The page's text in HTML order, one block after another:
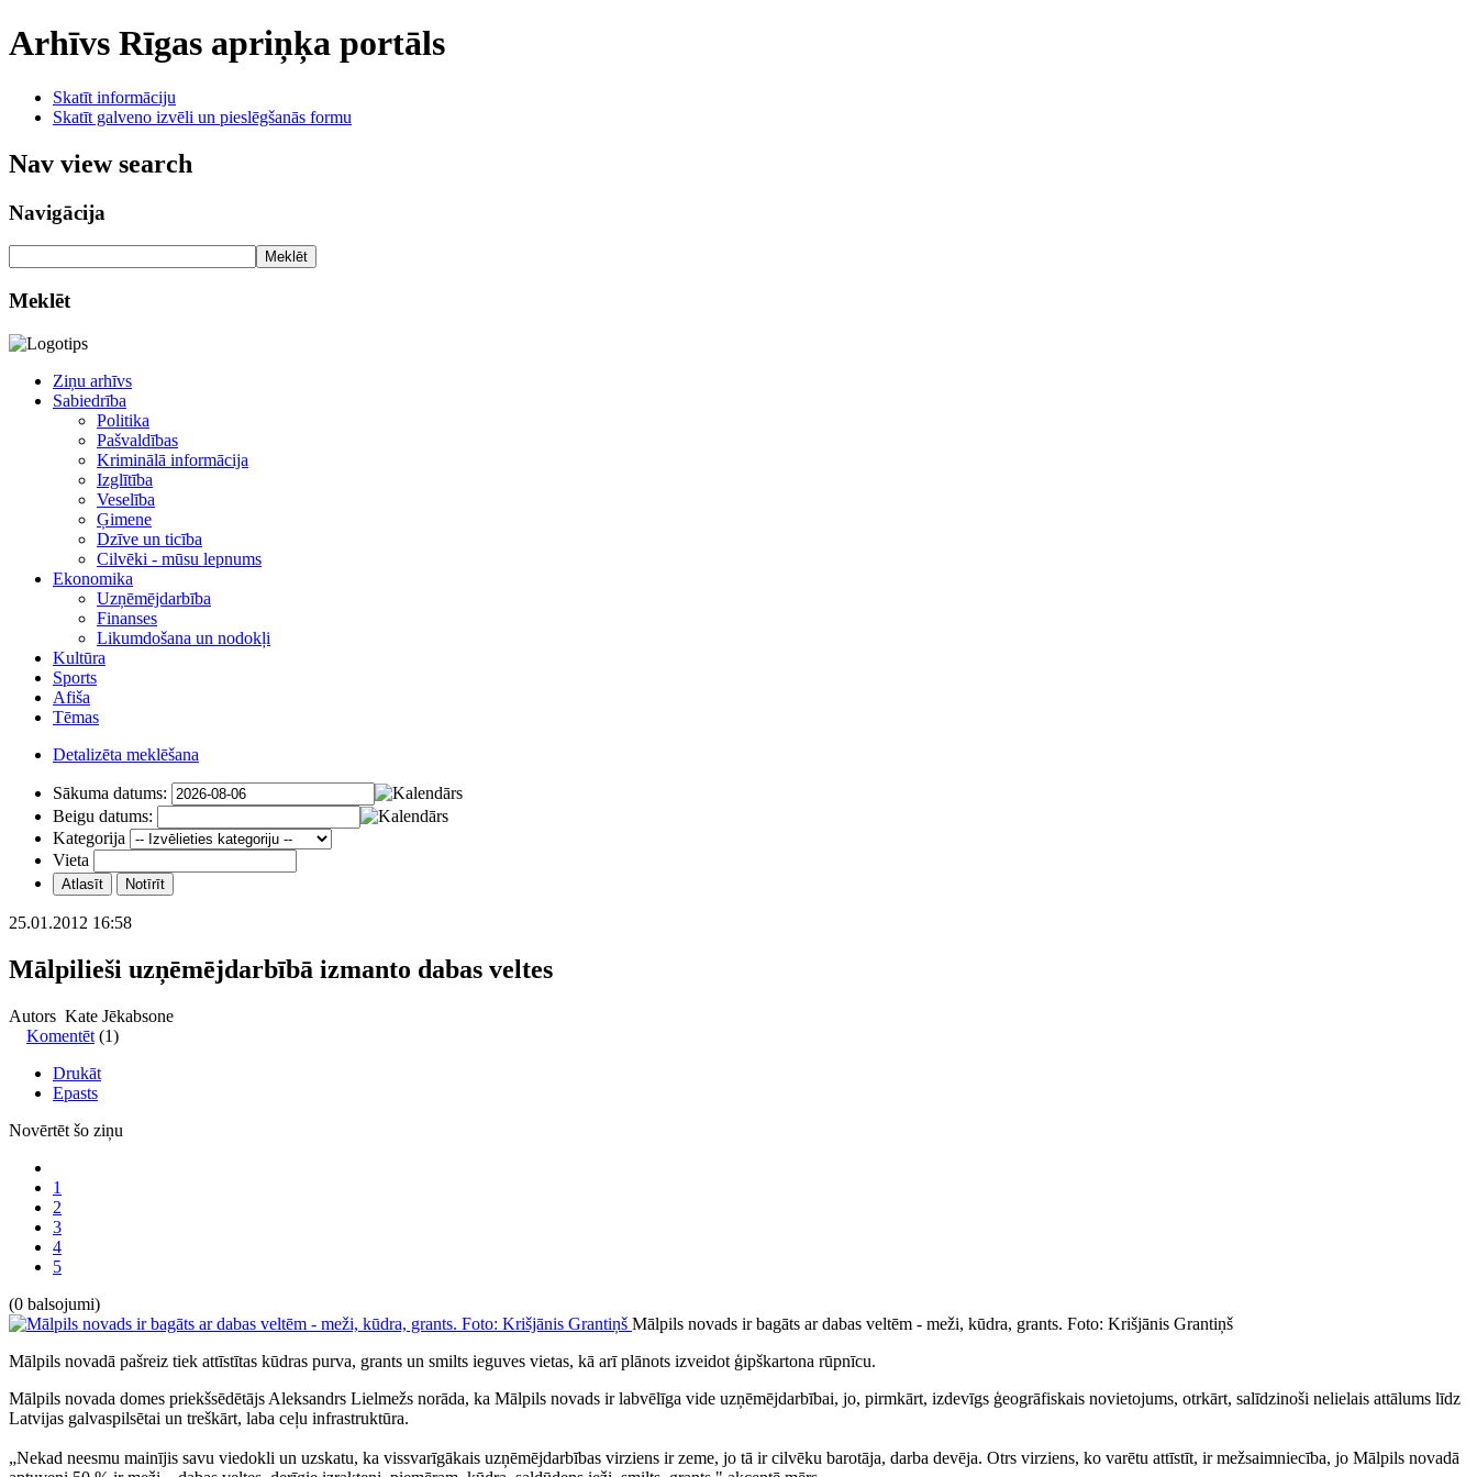
Arhīvs Rīgas apriņķa portāls
Skatīt informāciju
Skatīt galveno izvēli un pieslēgšanās formu
Nav view search
Navigācija
Meklēt
Meklēt
Ziņu arhīvs
Sabiedrība
Politika
Pašvaldības
Kriminālā informācija
Izglītība
Veselība
Ģimene
Dzīve un ticība
Cilvēki - mūsu lepnums
Ekonomika
Uzņēmējdarbība
Finanses
Likumdošana un nodokļi
Kultūra
Sports
Afiša
Tēmas
Detalizēta meklēšana
Sākuma datums:
Beigu datums:
Kategorija
Vieta
25.01.2012 16:58
Mālpilieši uzņēmējdarbībā izmanto dabas veltes
Autors Kate Jēkabsone
Komentēt (1)
Drukāt
Epasts
Novērtēt šo ziņu
1
2
3
4
5
(0 balsojumi)
Mālpils novads ir bagāts ar dabas veltēm - meži, kūdra, grants. Foto: Krišjānis Grantiņš
Mālpils novadā pašreiz tiek attīstītas kūdras purva, grants un smilts ieguves vietas, kā arī plānots izveidot ģipškartona rūpnīcu.
Mālpils novada domes priekšsēdētājs Aleksandrs Lielmežs norāda, ka Mālpils novads ir labvēlīga vide uzņēmējdarbībai, jo, pirmkārt, izdevīgs ģeogrāfiskais novietojums, otrkārt, salīdzinoši nelielais attālums līdz
Latvijas galvaspilsētai un treškārt, laba ceļu infrastruktūra.
„Nekad neesmu mainījis savu viedokli un uzskatu, ka vissvarīgākais uzņēmējdarbības virziens ir zeme, jo tā ir cilvēku barotāja, darba devēja. Otrs virziens, ko varētu attīstīt, ir mežsaimniecība, jo Mālpils novadā